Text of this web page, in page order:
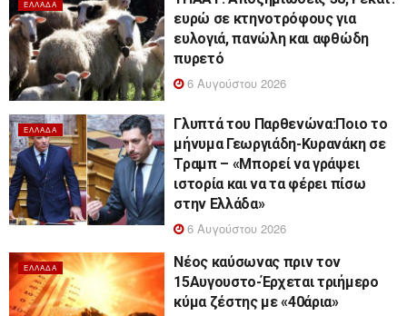
ΕΛΛΆΔΑ
ευρώ σε κτηνοτρόφους για
ευλογιά, πανώλη και αφθώδη
πυρετό
6 Αυγούστου 2026
ΕΛΛΆΔΑ
Γλυπτά του Παρθενώνα:Ποιο το
μήνυμα Γεωργιάδη-Κυρανάκη σε
Τραμπ – «Μπορεί να γράψει
ιστορία και να τα φέρει πίσω
στην Ελλάδα»
6 Αυγούστου 2026
ΕΛΛΆΔΑ
Νέος καύσωνας πριν τον
15Αυγουστο-Έρχεται τριήμερο
κύμα ζέστης με «40άρια»